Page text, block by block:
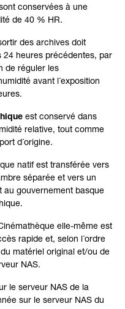
conservées à une
de 40 % HR.
des archives doit
24 heures précédentes, par
de réguler les
avant l´exposition
est conservé dans
relative, tout comme
d´origine.
natif est transférée vers
séparée et vers un
au gouvernement basque
elle-même est
rapide et, selon l´ordre
matériel original et/ou de
NAS.
le serveur NAS de la
sur le serveur NAS du